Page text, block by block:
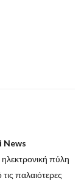
News
πύλη
παλαιότερες